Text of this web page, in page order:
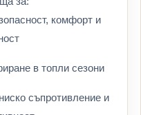
комфорт и
в топли сезони
съпротивление и